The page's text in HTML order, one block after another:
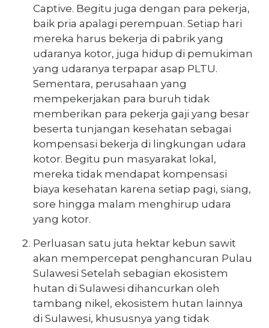
Captive. Begitu juga dengan para pekerja,
baik pria apalagi perempuan. Setiap hari
mereka harus bekerja di pabrik yang
udaranya kotor, juga hidup di pemukiman
yang udaranya terpapar asap PLTU.
Sementara, perusahaan yang
mempekerjakan para buruh tidak
memberikan para pekerja gaji yang besar
beserta tunjangan kesehatan sebagai
kompensasi bekerja di lingkungan udara
kotor. Begitu pun masyarakat lokal,
mereka tidak mendapat kompensasi
biaya kesehatan karena setiap pagi, siang,
sore hingga malam menghirup udara
yang kotor.
Perluasan satu juta hektar kebun sawit
akan mempercepat penghancuran Pulau
Sulawesi Setelah sebagian ekosistem
hutan di Sulawesi dihancurkan oleh
tambang nikel, ekosistem hutan lainnya
di Sulawesi, khususnya yang tidak